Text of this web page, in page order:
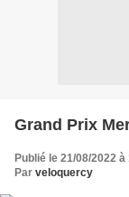
Grand Prix
Publié le 21/08/2022 à
Par veloquercy